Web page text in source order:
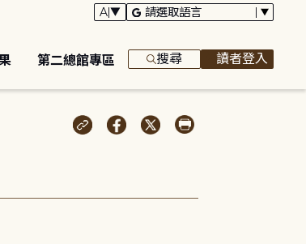
第二總館專區 搜尋 讀者登入